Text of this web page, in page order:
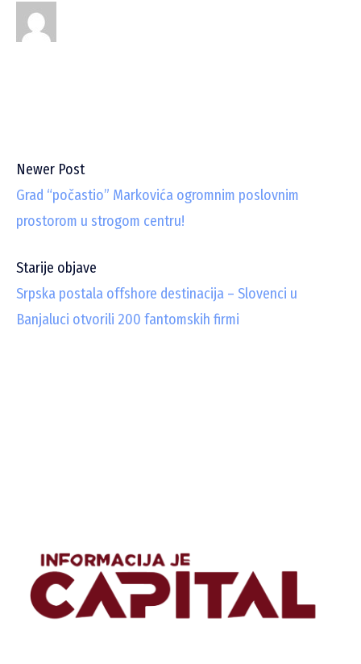
Newer Post
Grad “počastio” Markovića ogromnim poslovnim
prostorom u strogom centru!
Starije objave
Srpska postala offshore destinacija – Slovenci u
Banjaluci otvorili 200 fantomskih firmi